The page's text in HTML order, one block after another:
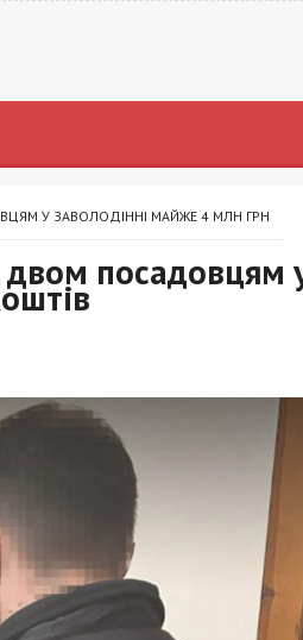
У ЗАВОЛОДІННІ МАЙЖЕ 4 МЛН ГРН
двом посадовцям